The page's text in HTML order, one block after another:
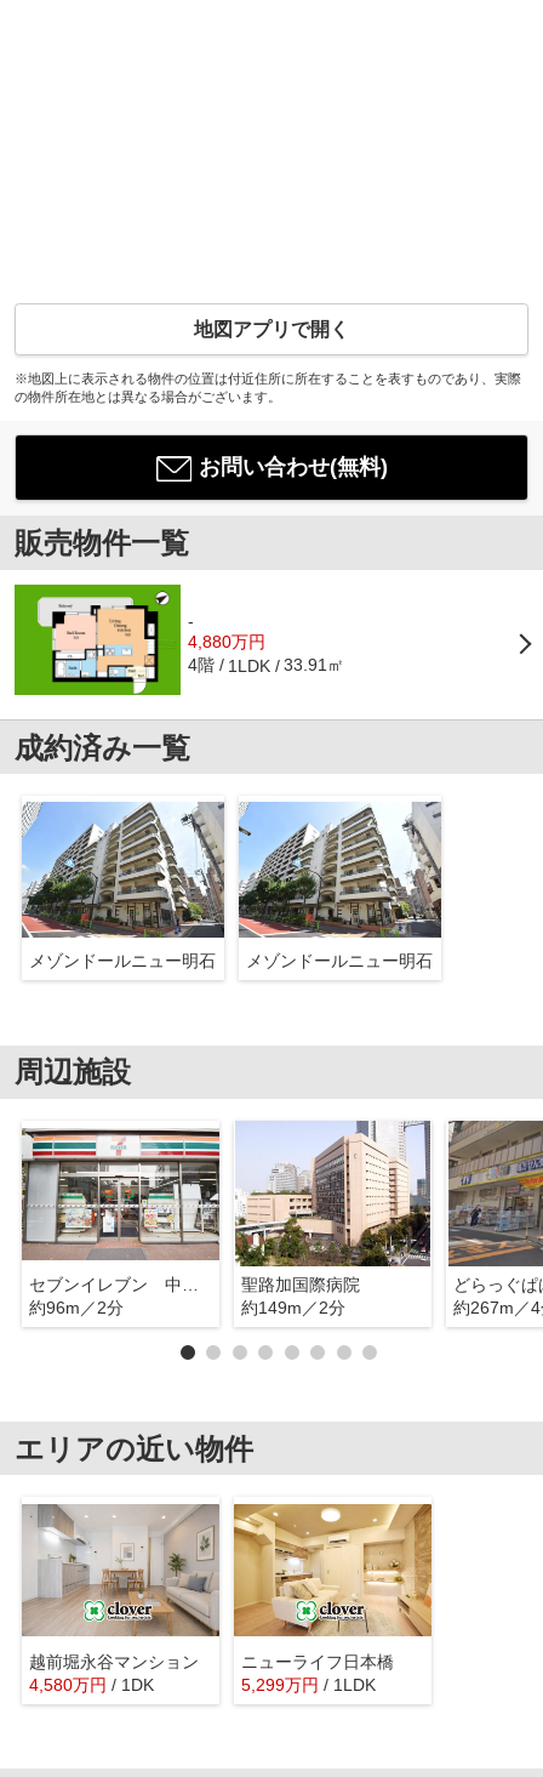
地図アプリで開く
※地図上に表示される物件の位置は付近住所に所在することを表すものであり、実際
の物件所在地とは異なる場合がございます。
お問い合わせ(無料)
販売物件一覧
-
4,880万円
4階 1LDK 33.91㎡
成約済み一覧
メゾンドールニュー明石 メゾンドールニュー明石
周辺施設
セブンイレブン 中央区明石町店
約96m／2分
聖路加国際病院
約149m／2分
約267m／
エリアの近い物件
越前堀永谷マンション
4,580万円 / 1DK
ニューライフ日本橋
5,299万円 / 1LDK